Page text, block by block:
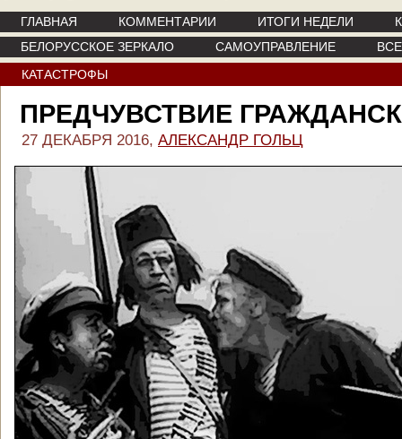
ГЛАВНАЯ КОММЕНТАРИИ ИТОГИ НЕДЕЛИ
БЕЛОРУССКОЕ ЗЕРКАЛО
САМОУПРАВЛЕНИЕ
КАТАСТРОФЫ
ПРЕДЧУВСТВИЕ
27 ДЕКАБРЯ 2016, АЛЕКСАНДР ГОЛЬЦ